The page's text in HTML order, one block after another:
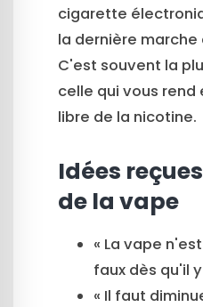
cigarette
la dernière marche
C'est souvent la
celle qui vous
libre de la nicotine.
Idées
de la vape
« La vape
faux dès qu'il
« Il faut